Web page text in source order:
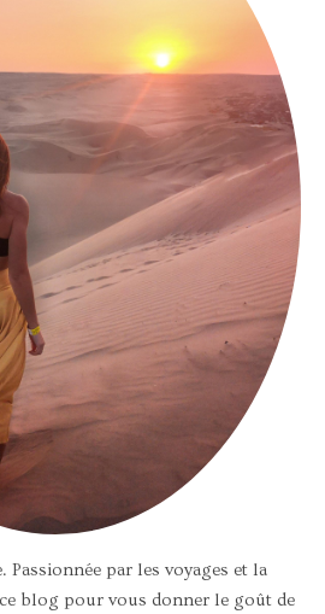
Passionnée par les voyages et la
blog pour vous donner le goût de